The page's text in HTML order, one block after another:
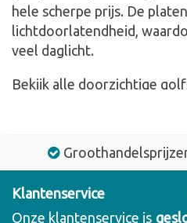
hele scherpe prijs. De
lichtdoorlatendheid,
veel daglicht.
Bekijk alle doorzichtige
over de
Waarom is de
Klantenservice
Onze klantenservice is